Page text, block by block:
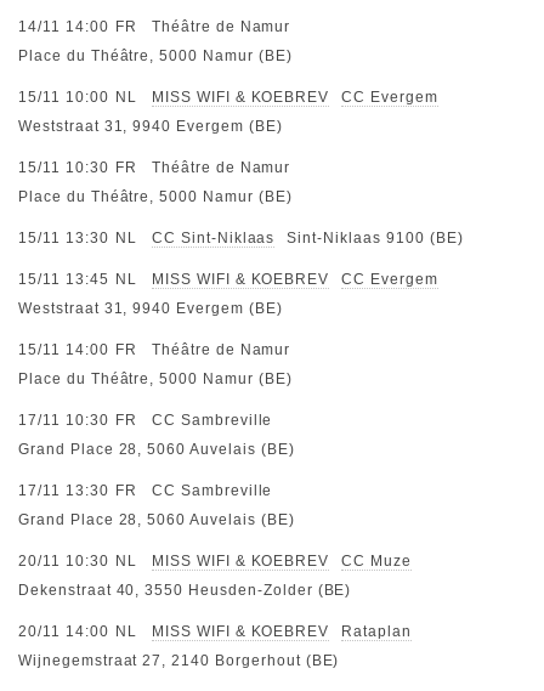
14/11 14:00 FR
Théâtre de Namur
Place du Théâtre, 5000 Namur (BE)
15/11 10:00 NL MISS WIFI & KOEBREV
CC Evergem
Weststraat 31, 9940 Evergem (BE)
15/11 10:30 FR
Théâtre de Namur
Place du Théâtre, 5000 Namur (BE)
15/11 13:30 NL CC Sint-Niklaas Sint-Niklaas 9100 (BE)
15/11 13:45 NL MISS WIFI & KOEBREV
CC Evergem
Weststraat 31, 9940 Evergem (BE)
15/11 14:00 FR
Théâtre de Namur
Place du Théâtre, 5000 Namur (BE)
17/11 10:30 FR
CC Sambreville
Grand Place 28, 5060 Auvelais (BE)
17/11 13:30 FR
CC Sambreville
Grand Place 28, 5060 Auvelais (BE)
20/11 10:30 NL MISS WIFI & KOEBREV
CC Muze
Dekenstraat 40, 3550 Heusden-Zolder (BE)
20/11 14:00 NL MISS WIFI & KOEBREV
Rataplan
Wijnegemstraat 27, 2140 Borgerhout (BE)